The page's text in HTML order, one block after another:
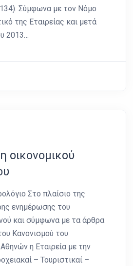
Σύμφωνα με τον Νόμο
της Εταιρείας και μετά
2013…
οικονομικού
Στο πλαίσιο της
ενημέρωσης του
και σύμφωνα με τα άρθρα
Κανονισμού του
η Εταιρεία με την
– Τουριστικαί –